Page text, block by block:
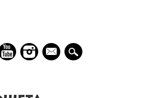
mail